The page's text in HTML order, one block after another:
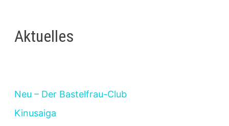
Aktuelles
Neu – Der Bastelfrau-Club
Kinusaiga